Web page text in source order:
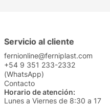
Servicio al cliente
fernionline@ferniplast.com
+54 9 351 233-2332
(WhatsApp)
Contacto
Horario de atención:
Lunes a Viernes de 8:30 a 17